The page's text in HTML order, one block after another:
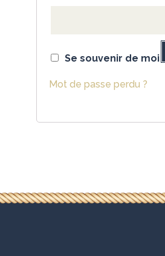
Se souvenir de moi
Mot de passe perdu ?